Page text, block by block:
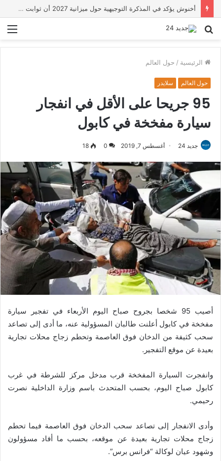
أخنوش يؤكد في المذكرة التوجيهية حول ميزانية 2027 أن ثوابت العدالة الاجتماعية والمجالية خيار استراتيجي للبلاد
بحث
الرئيسية / حول العالم
حول العالم سلايدر
95 جريحا على الأقل في انفجار
سيارة مفخخة في كابول
جديد 24 أغسطس 7, 2019 0
18
أصيب 95 شخصا بجروح صباح اليوم الأربعاء في تفجير سيارة
مفخخة في كابول أعلنت طالبان المسؤولية عنه، ما أدى إلى تصاعد
سحب كثيفة من الدخان فوق العاصمة وتحطم زجاج محلات تجارية
بعيدة عن موقع التفجير.
وانفجرت السيارة المفخخة قرب مدخل مركز للشرطة في غرب
كابول صباح اليوم، بحسب المتحدث باسم وزارة الداخلية نصرت
رحيمي.
وأدى الانفجار إلى تصاعد سحب الدخان فوق العاصمة فيما تحطم
زجاج محلات تجارية بعيدة عن موقعه، بحسب ما أفاد مسؤولون
وشهود عيان لوكالة “فرانس برس”.